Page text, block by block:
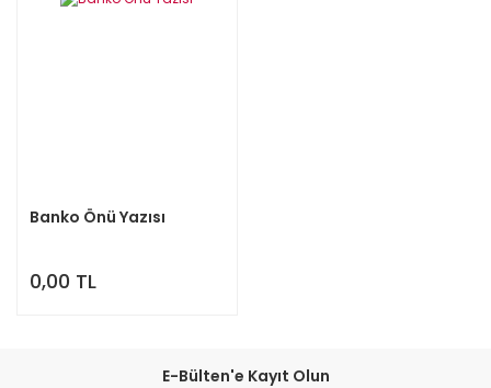
Banko Önü Yazısı
0,00 TL
E-Bülten'e Kayıt Olun